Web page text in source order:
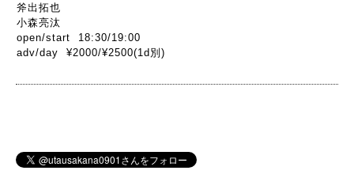
斧出拓也
小森亮汰
open/start 18:30/19:00
adv/day ¥2000/¥2500(1d別)